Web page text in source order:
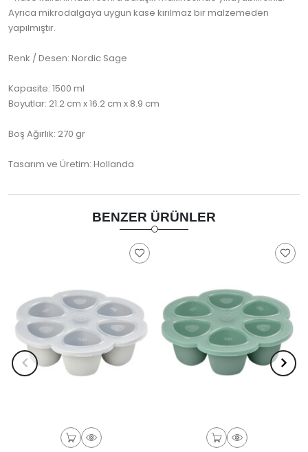
Ayrıca mikrodalgaya uygun kase kırılmaz bir malzemeden
yapılmıştır.
Renk / Desen: Nordic Sage
Kapasite: 1500 ml
Boyutlar: 21.2 cm x 16.2 cm x 8.9 cm
Boş Ağırlık: 270 gr
Tasarım ve Üretim: Hollanda
BENZER ÜRÜNLER